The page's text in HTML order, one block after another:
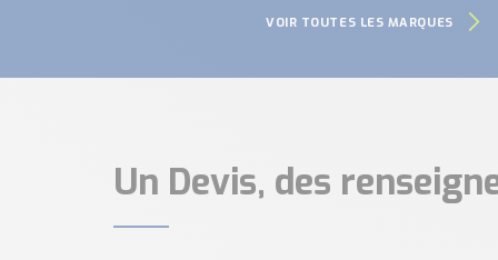
VOIR TOUTES LES MARQUES
Un Devis, des